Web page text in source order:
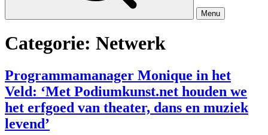
Menu
Categorie: Netwerk
Programmamanager Monique in het
Veld: ‘Met Podiumkunst.net houden we
het erfgoed van theater, dans en muziek
levend’